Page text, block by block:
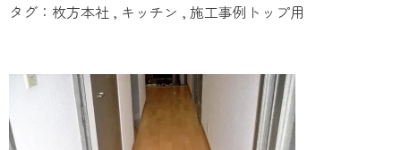
タグ：枚方本社 , キッチン , 施工事例トップ用